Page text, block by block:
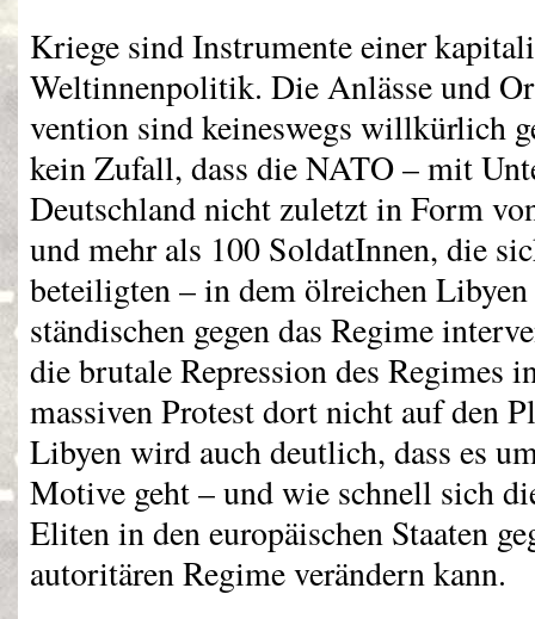
Kriege sind Instrumente einer
Weltinnenpolitik. Die Anlässe und
vention sind keineswegs willkürlich
kein Zufall, dass dieNATO– mit
Deutschland nicht zuletzt in Form
und mehr als 100 SoldatInnen, die
beteiligten – in dem ölreichen
ständischen gegen das Regime
die brutale Repression des Regimes
massiven Protest dort nicht auf den
Libyen wird auch deutlich, dass es
Motive geht – und wie schnell sich
Eliten in den europäischen Staaten
autoritären Regime verändern kann.